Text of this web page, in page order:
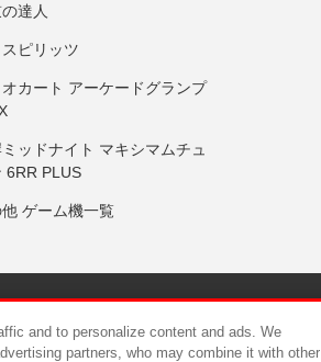
達人
ピリッツ
カート アーケードグランプ
ッドナイト マキシマムチュ
6RR PLUS
ゲーム機一覧
and to personalize content and ads. We
partners, who may combine it with other